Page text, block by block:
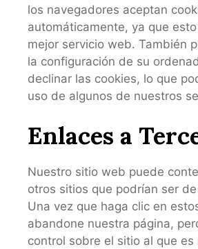
los navegadores aceptan
automáticamente, ya que
mejor servicio web. También
la configuración de su
declinar las cookies, lo que
uso de algunos de nuestros
Enlaces a
Nuestro sitio web puede
otros sitios que podrían ser
Una vez que haga clic en
abandone nuestra página,
control sobre el sitio al que